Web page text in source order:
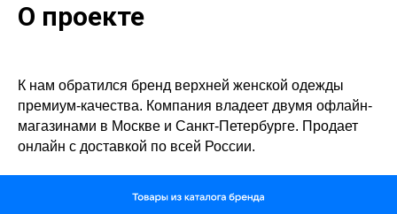
О проекте
К нам обратился бренд верхней женской одежды
премиум-качества. Компания владеет двумя офлайн-
магазинами в Москве и Санкт-Петербурге. Продает
онлайн с доставкой по всей России.